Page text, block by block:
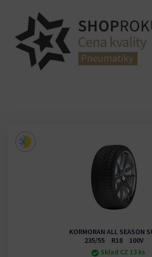
KORMORAN ALL SEASON
235/55 R18 100V
Sklad CZ 13 ks